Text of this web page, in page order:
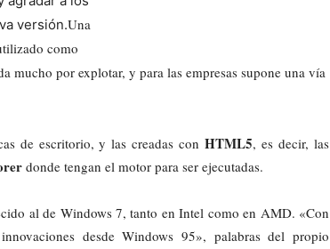
versión.Una
como
mucho por explotar, y para las empresas supone una vía
de escritorio, y las creadas conHTML5, es decir, las
donde tengan el motor para ser ejecutadas.
al de Windows 7, tanto en Intel como en AMD. «Con
desde Windows 95», palabras del propio